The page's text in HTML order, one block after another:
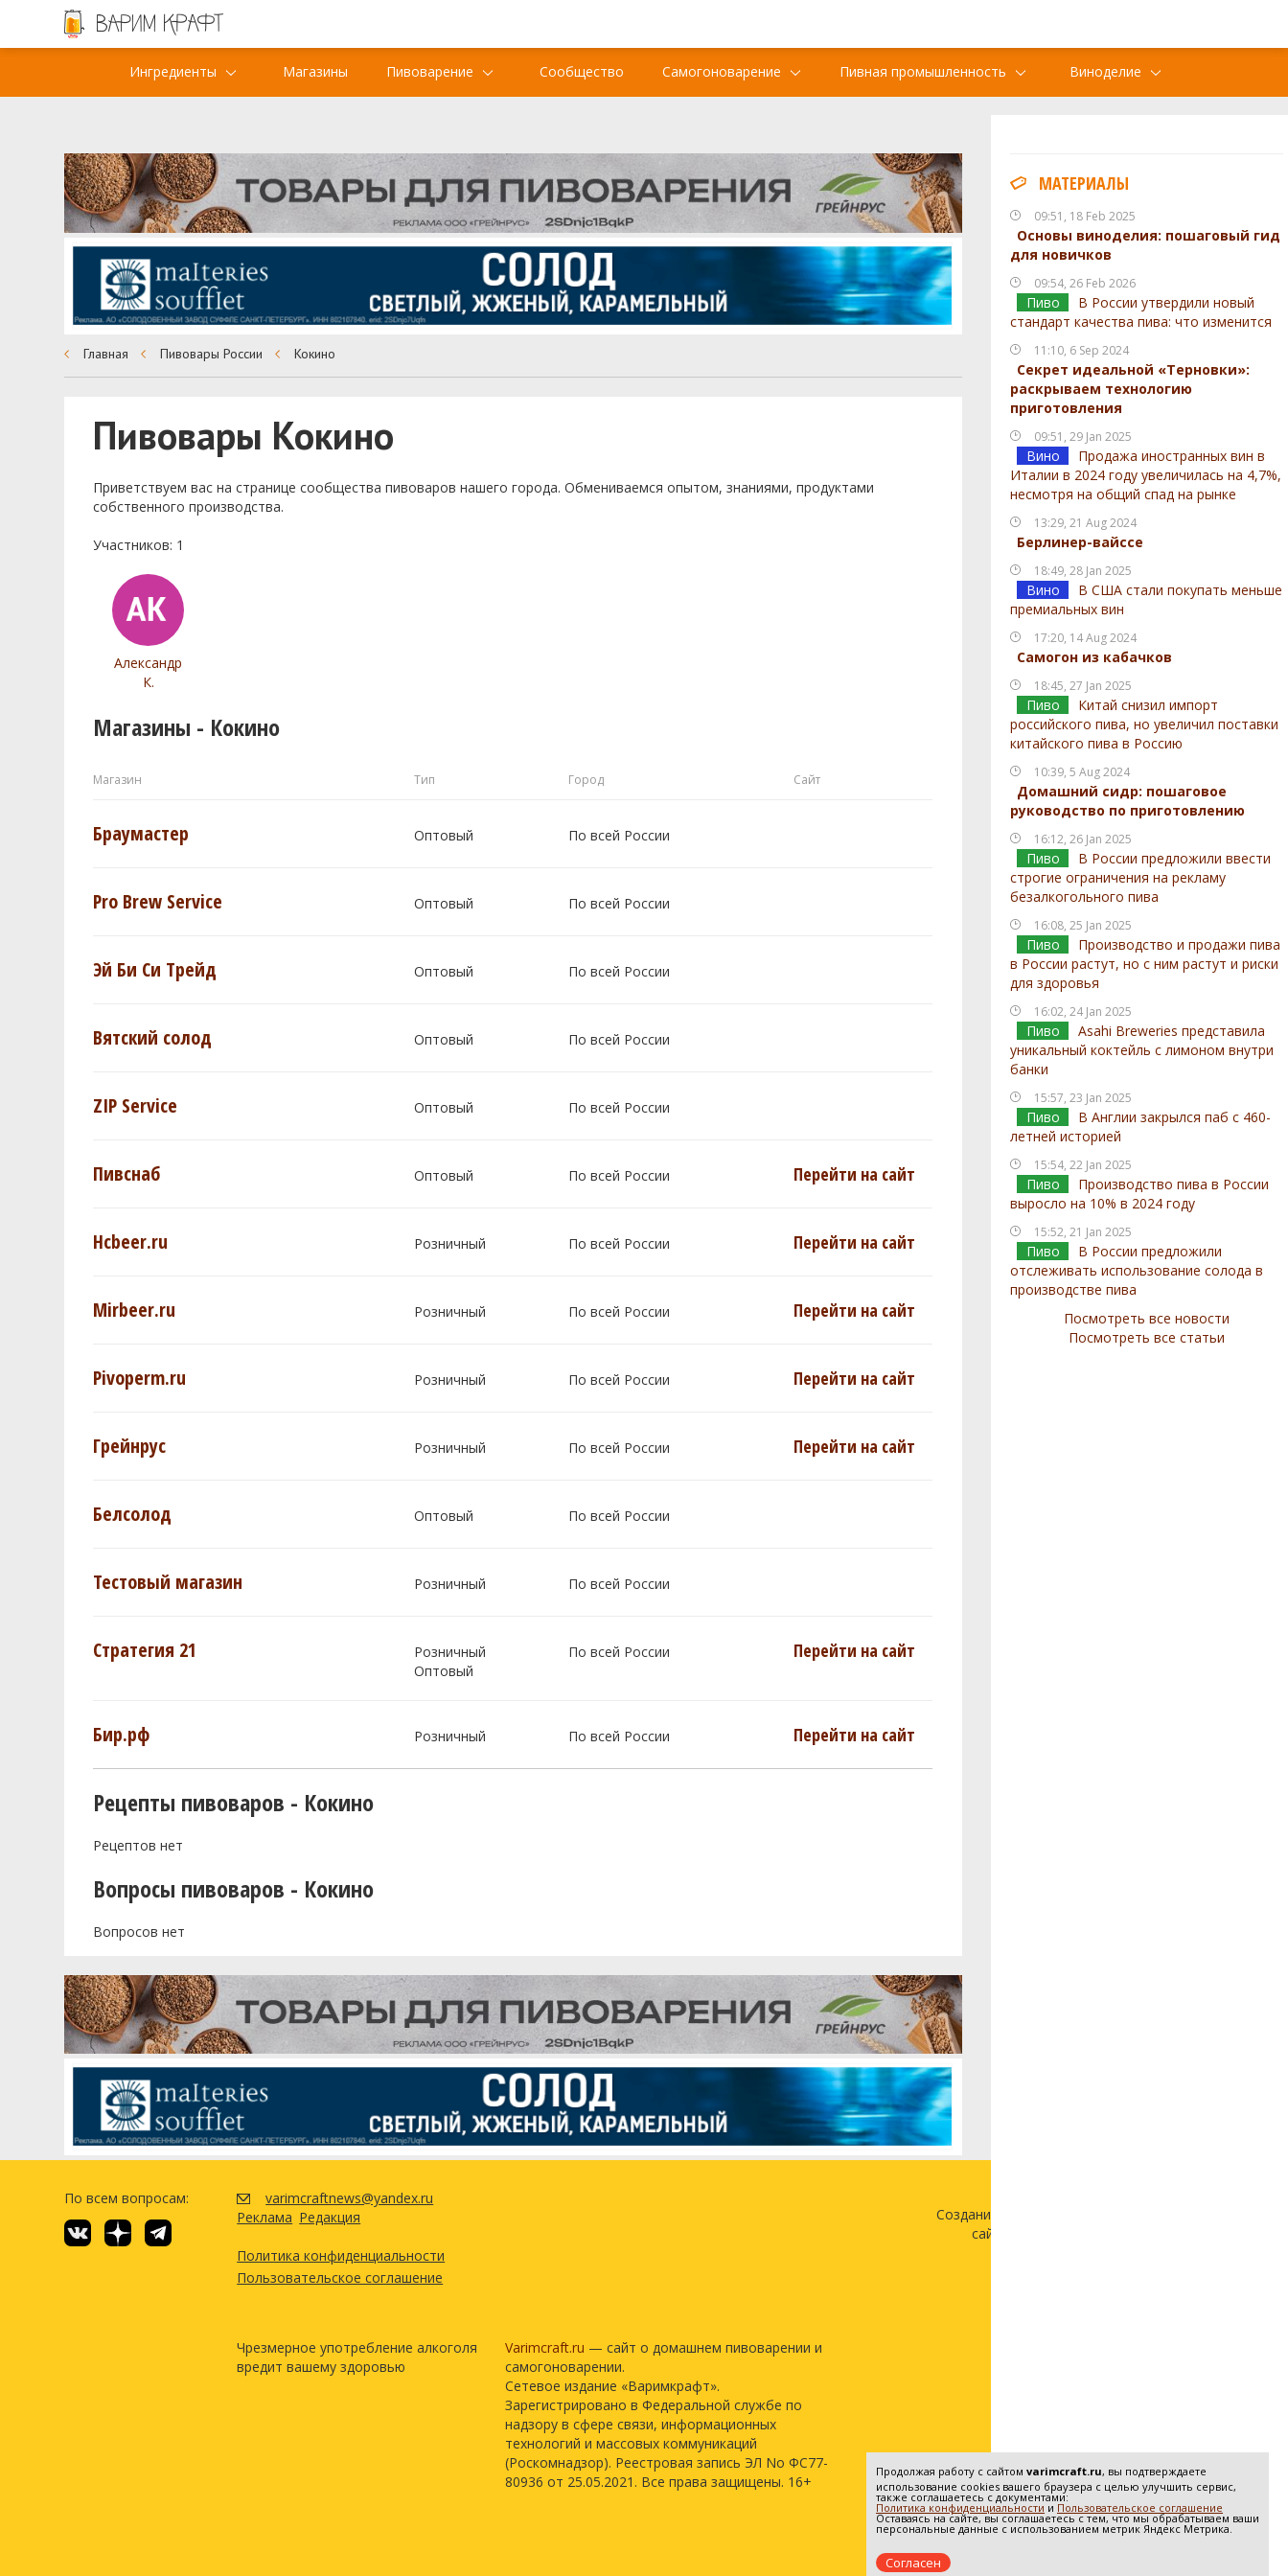
Ингредиенты Магазины Пивоварение Сообщество Самогоноварение Пивная промышленность Виноделие
МАТЕРИАЛЫ
09:51, 18 Feb 2025
Основы виноделия: пошаговый гид
для новичков
09:54, 26 Feb 2026
Пиво
В России утвердили новый
стандарт качества пива: что изменится
11:10, 6 Sep 2024
Секрет идеальной «Терновки»:
раскрываем технологию
приготовления
09:51, 29 Jan 2025
Вино
Продажа иностранных вин в
Италии в 2024 году увеличилась на 4,7%,
несмотря на общий спад на рынке
13:29, 21 Aug 2024
Берлинер-вайссе
18:49, 28 Jan 2025
Вино
В США стали покупать меньше
премиальных вин
17:20, 14 Aug 2024
Самогон из кабачков
18:45, 27 Jan 2025
Пиво
Китай снизил импорт
российского пива, но увеличил поставки
китайского пива в Россию
10:39, 5 Aug 2024
Домашний сидр: пошаговое
руководство по приготовлению
16:12, 26 Jan 2025
Пиво
В России предложили ввести
строгие ограничения на рекламу
безалкогольного пива
16:08, 25 Jan 2025
Пиво
Производство и продажи пива
в России растут, но с ним растут и риски
для здоровья
16:02, 24 Jan 2025
Пиво
Asahi Breweries представила
уникальный коктейль с лимоном внутри
банки
15:57, 23 Jan 2025
Пиво
В Англии закрылся паб с 460-
летней историей
15:54, 22 Jan 2025
Пиво
Производство пива в России
выросло на 10% в 2024 году
15:52, 21 Jan 2025
Пиво
В России предложили
отслеживать использование солода в
производстве пива
Посмотреть все новости
Посмотреть все статьи
Главная Пивовары России Кокино
Пивовары Кокино
Приветствуем ваc на странице сообщества пивоваров нашего города. Обмениваемся опытом, знаниями, продуктами
собственного производства.
Участников: 1
Александр
К.
Магазины - Кокино
Магазин Тип Город Сайт
Браумастер Оптовый По всей России
Pro Brew Service Оптовый По всей России
Эй Би Си Трейд Оптовый По всей России
Вятский солод Оптовый По всей России
ZIP Service Оптовый По всей России
Пивснаб Оптовый По всей России Перейти на сайт
Hcbeer.ru Розничный По всей России Перейти на сайт
Mirbeer.ru Розничный По всей России Перейти на сайт
Pivoperm.ru Розничный По всей России Перейти на сайт
Грейнрус Розничный По всей России Перейти на сайт
Белсолод Оптовый По всей России
Тестовый магазин Розничный По всей России
Стратегия 21
Розничный
Оптовый
По всей России Перейти на сайт
Бир.рф Розничный По всей России Перейти на сайт
Рецепты пивоваров - Кокино
Рецептов нет
Вопросы пивоваров - Кокино
Вопросов нет
По всем вопросам:
varimcraftnews@yandex.ru
Реклама Редакция
Политика конфиденциальности
Пользовательское соглашение
Чрезмерное употребление алкоголя
вредит вашему здоровью
Varimcraft.ru — сайт о домашнем пивоварении и
самогоноварении.
Сетевое издание «Варимкрафт».
Зарегистрировано в Федеральной службе по
надзору в сфере связи, информационных
технологий и массовых коммуникаций
(Роскомнадзор). Реестровая запись ЭЛ No ФС77-
80936 от 25.05.2021. Все права защищены. 16+
Создание и продвижение
сайта —
Продолжая работу с сайтом varimcraft.ru, вы подтверждаете
использование cookies вашего браузера с целью улучшить сервис,
также соглашаетесь с документами:
Политика конфиденциальности и Пользовательское соглашение
Оставаясь на сайте, вы соглашаетесь с тем, что мы обрабатываем ваши
персональные данные с использованием метрик Яндекс Метрика.
Согласен